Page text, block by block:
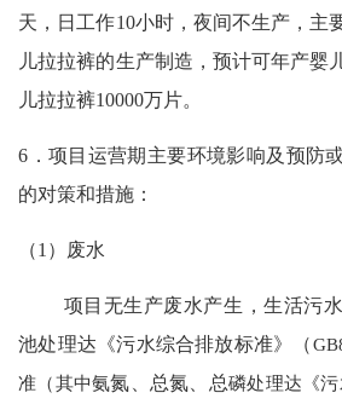
天，日工作10小时，夜间不生产，主
儿拉拉裤的生产制造，预计可年产婴
儿拉拉裤10000万片。
6．项目运营期主要环境影响及预防
的对策和措施：
（1）废水
项目无生产废水产生，生活污
池处理达《污水综合排放标准》（
准（其中氨氮、总氮、总磷处理达《